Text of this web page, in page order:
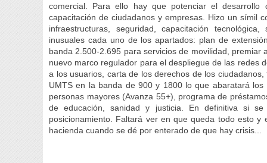
comercial. Para ello hay que potenciar el
capacitación de ciudadanos y empresas. Hizo un símil
infraestructuras, seguridad, capacitación
inusuales cada uno de los apartados: plan de
banda 2.500-2.695 para servicios de movilidad,
nuevo marco regulador para el despliegue de las redes
a los usuarios, carta de los derechos de los
UMTS en la banda de 900 y 1800 lo que abaratará
personas mayores (Avanza 55+), programa de
de educación, sanidad y justicia. En definitiva si
posicionamiento. Faltará ver en que queda todo esto
hacienda cuando se dé por enterado de que hay crisis...